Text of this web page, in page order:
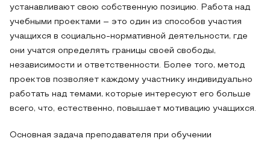
устанавливают свою собственную позицию. Работа над
учебными проектами – это один из способов участия
учащихся в социально-нормативной деятельности, где
они учатся определять границы своей свободы,
независимости и ответственности. Более того, метод
проектов позволяет каждому участнику индивидуально
работать над темами, которые интересуют его больше
всего, что, естественно, повышает мотивацию учащихся.
Основная задача преподавателя при обучении